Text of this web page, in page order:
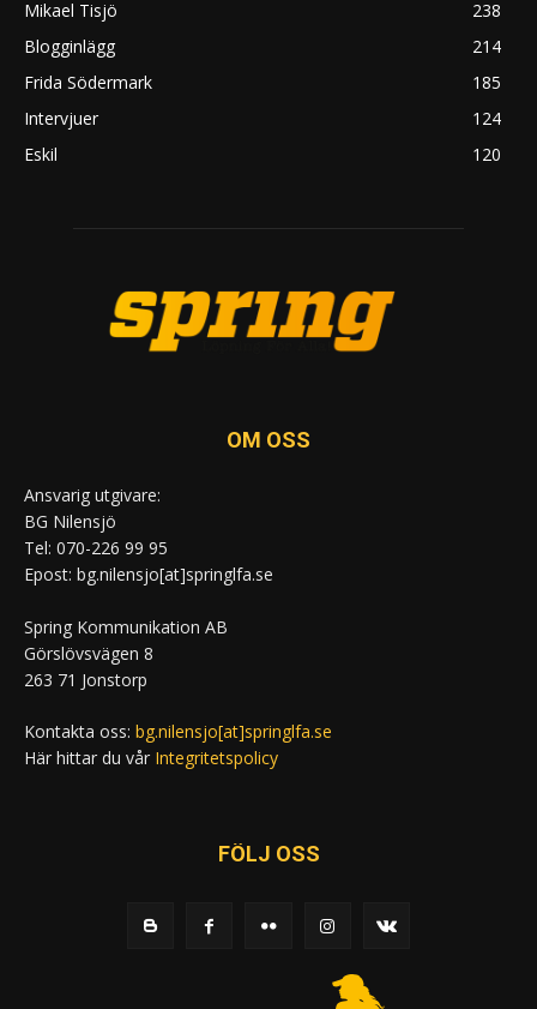
Mikael Tisjö
238
Blogginlägg
214
Frida Södermark
185
Intervjuer
124
Eskil
120
OM OSS
Ansvarig utgivare:
BG Nilensjö
Tel: 070-226 99 95
Epost: bg.nilensjo[at]springlfa.se
Spring Kommunikation AB
Görslövsvägen 8
263 71 Jonstorp
Kontakta oss: bg.nilensjo[at]springlfa.se
Här hittar du vår Integritetspolicy
FÖLJ OSS